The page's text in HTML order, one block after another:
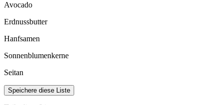
Avocado
Erdnussbutter
Hanfsamen
Sonnenblumenkerne
Seitan
Speichere diese Liste